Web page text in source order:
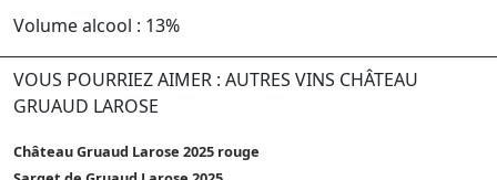
Volume alcool : 13%
VOUS POURRIEZ AIMER : AUTRES VINS CHÂTEAU
GRUAUD LAROSE
Château Gruaud Larose 2025 rouge